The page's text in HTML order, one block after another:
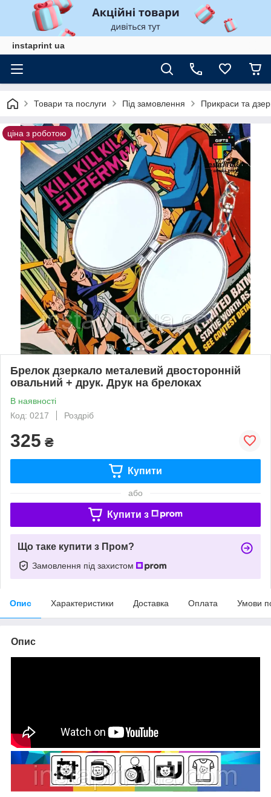
instaprint ua
Товари та послуги Під замовлення Прикраси та
ціна з роботою
Брелок дзеркало металевий двосторонній
овальний + друк. Друк на брелоках
В наявності
Код: 0217
Роздріб
325 ₴
Купити
або
Купити з
Що таке купити з Пром?
Замовлення під захистом
Опис Характеристики Доставка Оплата Умови
Опис